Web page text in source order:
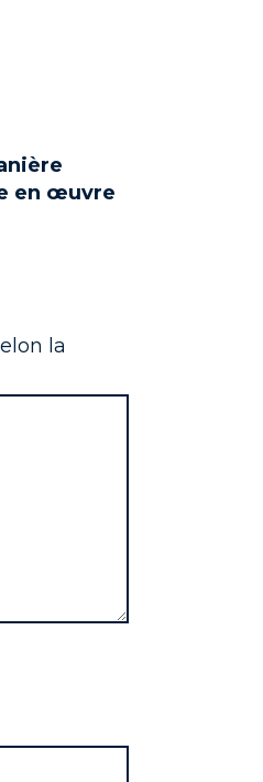
en œuvre
la